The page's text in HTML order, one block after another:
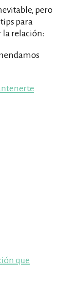
pero
para
la relación:
que